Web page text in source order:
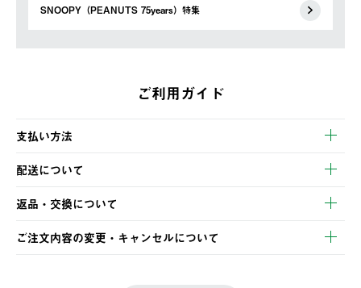
SNOOPY（PEANUTS 75years）特集
ご利用ガイド
支払い方法
以下のいずれかの方法でお支払いいただけます。
・クレジットカード決済
・コンビニ決済
・Pay-easy決済
配送について
【発送スケジュール】
ご注文・ご入金完了より2営業日以内に商品を発送いたします。
土日祝の発送はございませんので、木曜日以降のご注文は週明け
の発送となる場合がございます。
返品・交換について
※お客様都合の場合
ご注文内容の変更・キャンセルについて